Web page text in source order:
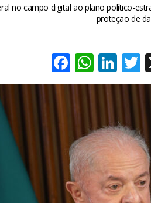
no campo digital ao plano político-
proteção de